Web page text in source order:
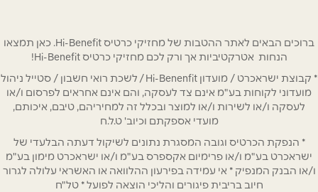
ברוכים הבאים לאתר ההטבות של מחזיקי כרטיס Hi-Benefit. כאן תמצאו
הנחות אטרקטיביות אך ורק לכם מחזיקי כרטיס Hi-Benefit!
* קבוצת ישראכרט / מועדון Hi-Benenfit / לשכת רואי חשבון / סטייל ניהול
מועדוני לקוחות בע"מ אינם צד לעסקה, והם אינם אחראים לפרסום ו/או
לעסקה ו/או לשירות ו/או למוצר ובכלל זה למחיריהם, טיבם, איכותם,
מועדי אספקתם וכיוב' ט.ל.ח
* הנפקת הכרטיס וגובה המסגרת נתונים לשיקול דעתה הבלעדי של
ישראכרט בע"מ ו/או פרימיום אקספרס בע"מ ו/או ישראכרט מימון בע"מ
ו/או הבנק המנפיק * אי עמידה בפירעון ההלוואה או האשראי עלולה לגרור
חיוב בריבית פיגורים והליכי הוצאה לפועל * טל"ח